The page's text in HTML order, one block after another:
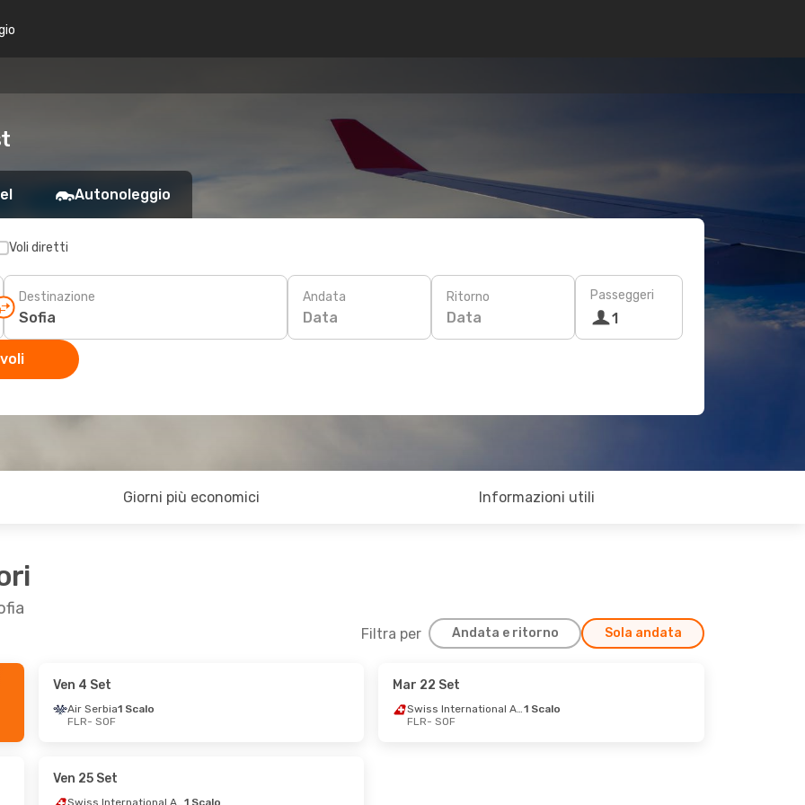
Autonoleggio
Voli diretti
Destinazione Andata
Data
Ritorno
Data
Passeggeri
1
Giorni più economici Informazioni utili
Filtra per Andata e ritorno Sola andata
Ven 4 Set
Air Serbia1 Scalo
FLR- SOF
Mar 22 Set
Swiss International Air Lines1 Scalo
FLR- SOF
Ven 25 Set
Swiss International Air Lines1 Scalo